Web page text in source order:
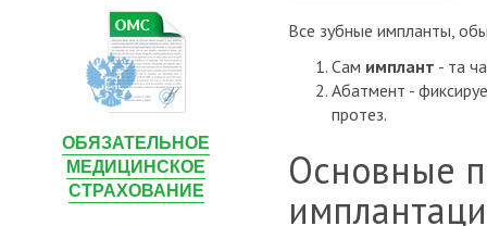
ОБЯЗАТЕЛЬНОЕ
МЕДИЦИНСКОЕ
СТРАХОВАНИЕ
Все зубные импланты,
Сам имплант - та
Абатмент -
протез.
Основные